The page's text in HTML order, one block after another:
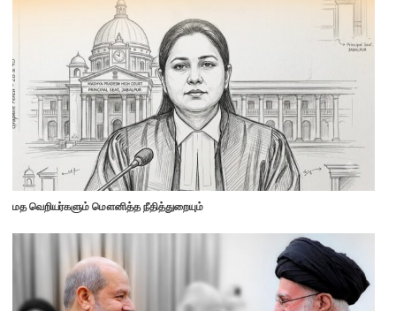
மத வெறியர்களும் மௌனித்த நீதித்துறையும்